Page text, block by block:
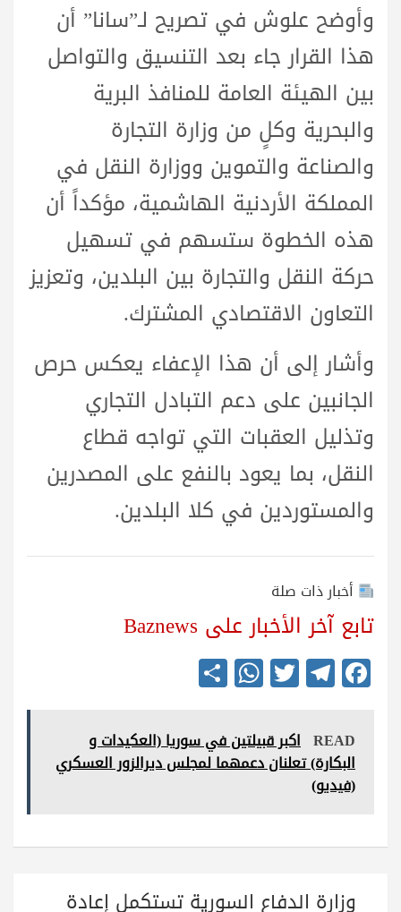
وأوضح علوش في تصريح لـ”سانا” أن
هذا القرار جاء بعد التنسيق والتواصل
بين الهيئة العامة للمنافذ البرية
والبحرية وكلٍ من وزارة التجارة
والصناعة والتموين ووزارة النقل في
المملكة الأردنية الهاشمية، مؤكداً أن
هذه الخطوة ستسهم في تسهيل
حركة النقل والتجارة بين البلدين، وتعزيز
التعاون الاقتصادي المشترك.
وأشار إلى أن هذا الإعفاء يعكس حرص
الجانبين على دعم التبادل التجاري
وتذليل العقبات التي تواجه قطاع
النقل، بما يعود بالنفع على المصدرين
والمستوردين في كلا البلدين.
أخبار ذات صلة
تابع آخر الأخبار على Baznews
Fa
ce
bo
ok
Te
le
gr
a
m
T
wi
tte
r
W
ha
ts
A
pp
re READ اكبر قبيلتين في سوريا (العكيدات و
البكارة) تعلنان دعمهما لمجلس ديرالزور العسكري
(فيديو)
وزارة الدفاع السورية تستكمل إعادة